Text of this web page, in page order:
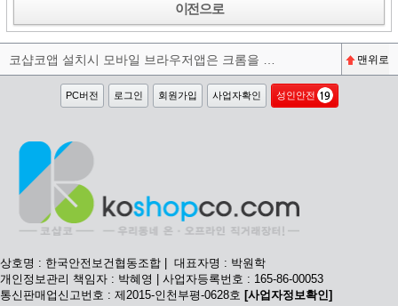
이전으로
맨위로
PC버전 로그인 회원가입 사업자확인 성인안전
상호명 : 한국안전보건협동조합 | 대표자명 : 박원학
개인정보관리 책임자 : 박혜영 | 사업자등록번호 : 165-86-00053
통신판매업신고번호 : 제2015-인천부평-0628호 [사업자정보확인]